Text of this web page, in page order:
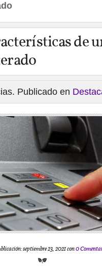
de
Publicado en
septiembre 23, 2021 con0